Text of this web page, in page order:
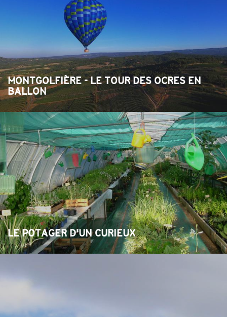
MONTGOLFIÈRE - LE TOUR DES OCRES EN
BALLON
LE POTAGER D'UN CURIEUX